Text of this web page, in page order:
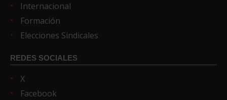
Internacional
Formación
Elecciones Sindicales
REDES SOCIALES
X
Facebook